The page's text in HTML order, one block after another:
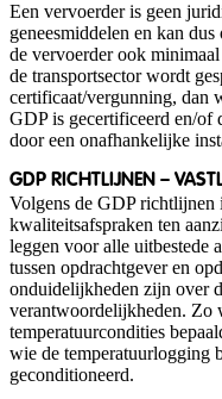
Een vervoerder is geen
geneesmiddelen en kan
de vervoerder ook
de transportsector wordt
certificaat/vergunning, dan
GDP is gecertificeerd en/of
door een onafhankelijke
GDP RICHTLIJNEN –
Volgens de GDP
kwaliteitsafspraken ten
leggen voor alle uitbestede
tussen opdrachtgever en
onduidelijkheden zijn over
verantwoordelijkheden. Zo
temperatuurcondities
wie de temperatuurlogging
geconditioneerd.